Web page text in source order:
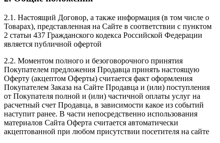
2.1. Настоящий Договор, а также информация (в том числе о
Товарах), представленная на Сайте в соответствии с пунктом
2 статьи 437 Гражданского кодекса Российской Федерации
является публичной офертой
2.2. Моментом полного и безоговорочного принятия
Покупателем предложения Продавца принять настоящую
Оферту (акцептом Оферты) считается факт оформления
Покупателем Заказа на Сайте Продавца и (или) поступления
от Покупателя полной и (или) частичной оплаты услуг на
расчетный счет Продавца, в зависимости какое из событий
наступит ранее. В части непосредственно использования
материалов Сайта Оферта считается автоматически
акцептованной при любом присутствии посетителя на сайте